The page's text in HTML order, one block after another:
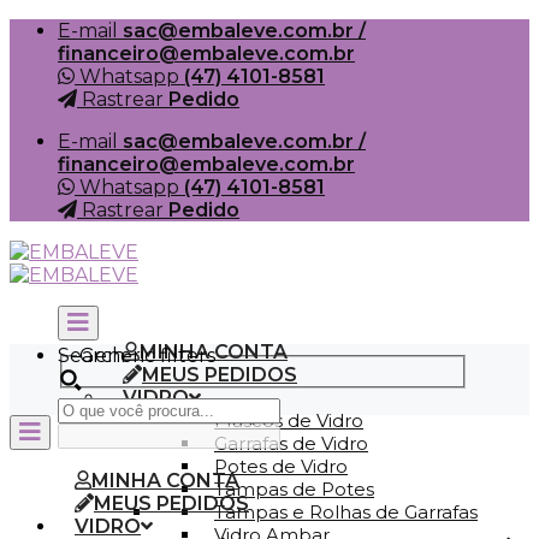
Skip
content
E-mail sac@embaleve.com.br /
financeiro@embaleve.com.br
Whatsapp (47) 4101-8581
Rastrear Pedido
E-mail sac@embaleve.com.br /
financeiro@embaleve.com.br
Whatsapp (47) 4101-8581
Rastrear Pedido
MINHA CONTA
MEUS PEDIDOS
VIDRO
Frascos de Vidro
Garrafas de Vidro
Potes de Vidro
Tampas de Potes
Tampas e Rolhas de Garrafas
Search
Generic filters
MINHA CONTA
MEUS PEDIDOS
VIDRO